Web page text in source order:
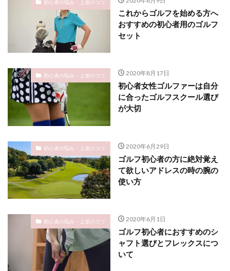
初心者の悩み・上達のコツ
これからゴルフを始める方へ
おすすめの初心者用のゴルフ
セット
初心者の悩み・上達のコツ 2020年8月17日
初心者女性ゴルファーは自分
に合ったゴルフスクール選び
が大切
初心者の悩み・上達のコツ 2020年6月29日
ゴルフ初心者の方に絶対覚え
て欲しいアドレスの時の腕の
使い方
初心者の悩み・上達のコツ 2020年6月1日
ゴルフ初心者におすすめのシ
ャフト選びとフレックスにつ
いて